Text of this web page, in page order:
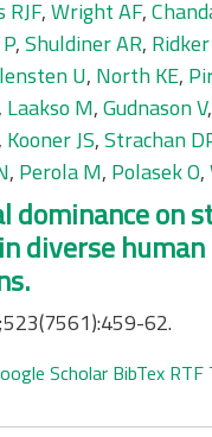
RJF,Wright AF,
,Shuldiner AR,
U, North KE,
, Laakso M,Gudnason V,
, Kooner JS,Strachan
, Perola M, Polasek O,
dominance on
diverse human
62.
Scholar BibTex RTF